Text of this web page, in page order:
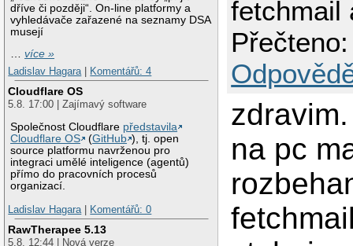
dříve či později“. On-line platformy a
vyhledávače zařazené na seznamy DSA
musejí
…více »
Ladislav Hagara
Komentářů: 4
Cloudflare OS
5.8. 17:00 | Zajímavý software
Společnost Cloudflare představila
Cloudflare OS
(GitHub ), tj. open
source platformu navrženou pro
integraci umělé inteligence (agentů)
přímo do pracovních procesů
organizací.
Ladislav Hagara
Komentářů: 0
RawTherapee 5.13
5.8. 12:44 | Nová verze
fetchmail
zdravim.
na pc